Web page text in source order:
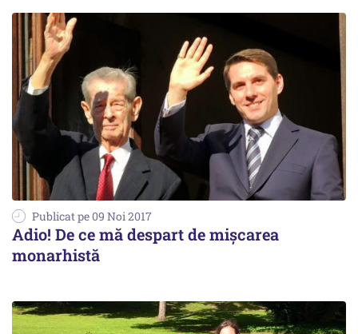
Publicat pe 09 Noi 2017
Adio! De ce mă despart de mișcarea
monarhistă